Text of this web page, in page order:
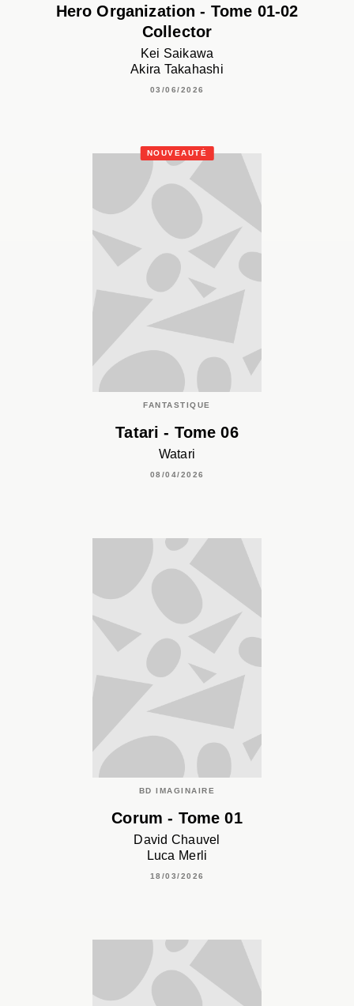
Hero Organization - Tome 01-02
Collector
Kei Saikawa
Akira Takahashi
03/06/2026
NOUVEAUTÉ
FANTASTIQUE
Tatari - Tome 06
Watari
08/04/2026
BD IMAGINAIRE
Corum - Tome 01
David Chauvel
Luca Merli
18/03/2026